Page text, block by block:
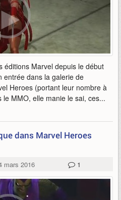
éditions Marvel depuis le début
entrée dans la galerie de
Heroes (portant leur nombre à
MMO, elle manie le sai, ces...
dans Marvel Heroes
mars 2016 1